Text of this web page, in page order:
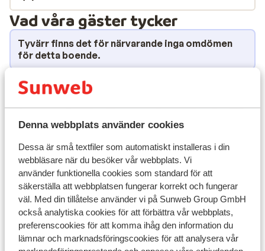
Denna webbplats använder cookies
Dessa är små textfiler som automatiskt installeras i din
webbläsare när du besöker vår webbplats. Vi
använder funktionella cookies som standard för att
säkerställa att webbplatsen fungerar korrekt och fungerar
väl. Med din tillåtelse använder vi på Sunweb Group GmbH
också analytiska cookies för att förbättra vår webbplats,
preferenscookies för att komma ihåg den information du
lämnar och marknadsföringscookies för att analysera vår
Vad våra gäster tycker
Tyvärr finns det för närvarande inga omdömen
för detta boende.
Läge
Visa på karta
I området
Avstånd till centrum: ca 100 m
Avstånd till pist ca 200 m